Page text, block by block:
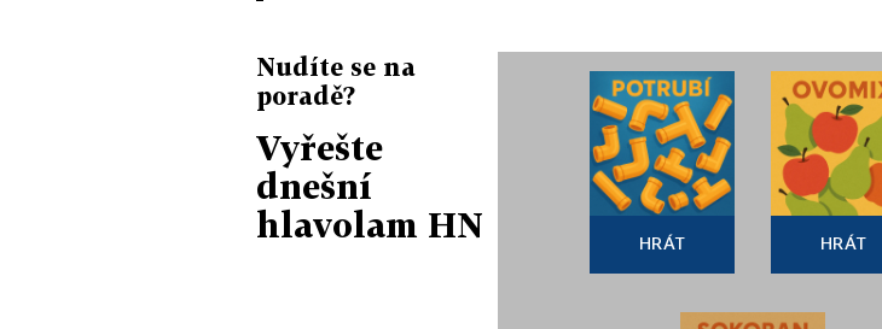
Nudíte se na
poradě?
Vyřešte
dnešní
hlavolam HN
HRÁT HRÁT